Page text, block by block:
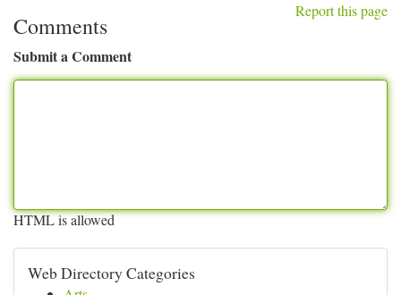
Report this page
Comments
Submit a Comment
HTML is allowed
Web Directory Categories